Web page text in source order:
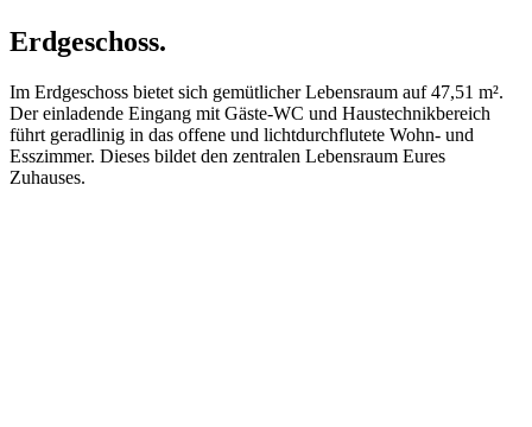
Erdgeschoss.
Im Erdgeschoss bietet sich gemütlicher Lebensraum auf 47,51 m².
Der einladende Eingang mit Gäste-WC und Haustechnikbereich
führt geradlinig in das offene und lichtdurchflutete Wohn- und
Esszimmer. Dieses bildet den zentralen Lebensraum Eures
Zuhauses.